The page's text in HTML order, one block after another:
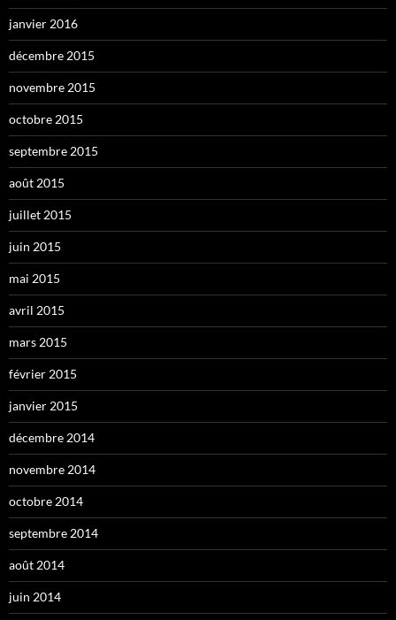
janvier 2016
décembre 2015
novembre 2015
octobre 2015
septembre 2015
août 2015
juillet 2015
juin 2015
mai 2015
avril 2015
mars 2015
février 2015
janvier 2015
décembre 2014
novembre 2014
octobre 2014
septembre 2014
août 2014
juin 2014